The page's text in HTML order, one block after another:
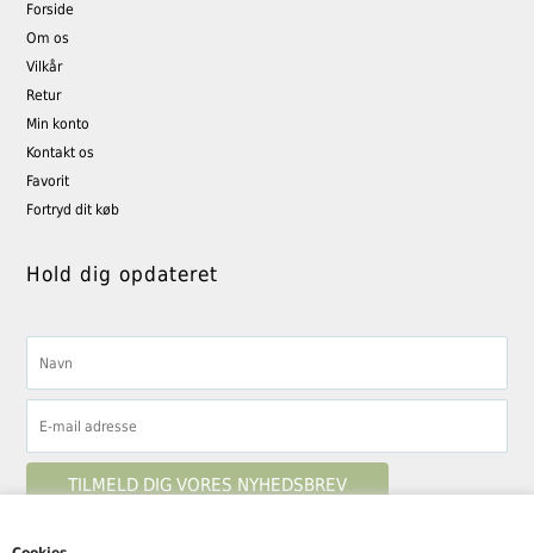
Forside
Om os
Vilkår
Retur
Min konto
Kontakt os
Favorit
Fortryd dit køb
Hold dig opdateret